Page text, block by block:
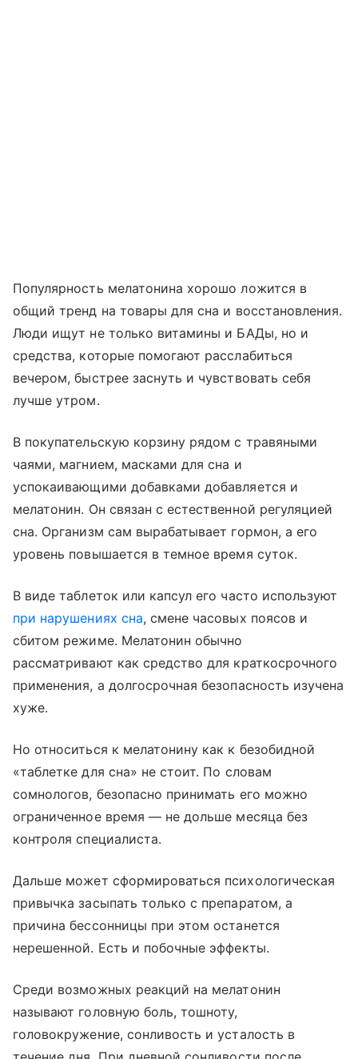
Популярность мелатонина хорошо ложится в
общий тренд на товары для сна и восстановления.
Люди ищут не только витамины и БАДы, но и
средства, которые помогают расслабиться
вечером, быстрее заснуть и чувствовать себя
лучше утром.
В покупательскую корзину рядом с травяными
чаями, магнием, масками для сна и
успокаивающими добавками добавляется и
мелатонин. Он связан с естественной регуляцией
сна. Организм сам вырабатывает гормон, а его
уровень повышается в темное время суток.
В виде таблеток или капсул его часто используют
при нарушениях сна, смене часовых поясов и
сбитом режиме. Мелатонин обычно
рассматривают как средство для краткосрочного
применения, а долгосрочная безопасность изучена
хуже.
Но относиться к мелатонину как к безобидной
«таблетке для сна» не стоит. По словам
сомнологов, безопасно принимать его можно
ограниченное время — не дольше месяца без
контроля специалиста.
Дальше может сформироваться психологическая
привычка засыпать только с препаратом, а
причина бессонницы при этом останется
нерешенной. Есть и побочные эффекты.
Среди возможных реакций на мелатонин
называют головную боль, тошноту,
головокружение, сонливость и усталость в